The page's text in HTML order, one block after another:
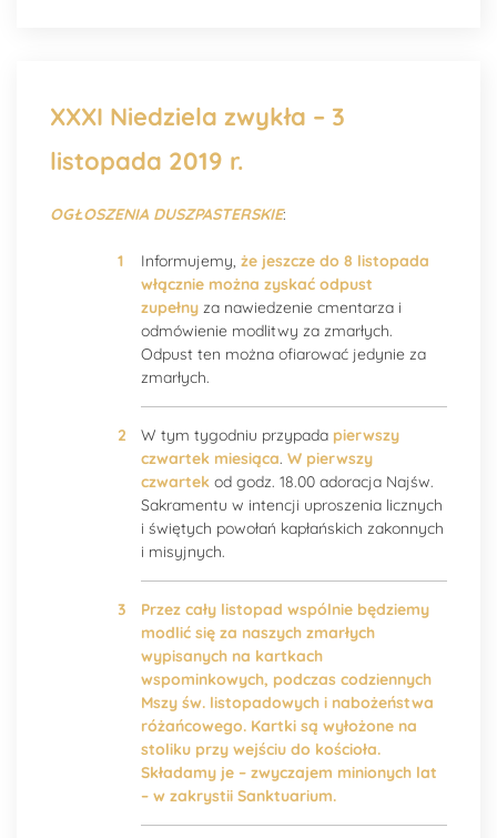
XXXI Niedziela zwykła – 3
listopada 2019 r.
OGŁOSZENIA DUSZPASTERSKIE:
Informujemy, że jeszcze do 8 listopada
włącznie można zyskać odpust
zupełny za nawiedzenie cmentarza i
odmówienie modlitwy za zmarłych.
Odpust ten można ofiarować jedynie za
zmarłych.
W tym tygodniu przypada pierwszy
czwartek miesiąca. W pierwszy
czwartek od godz. 18.00 adoracja Najśw.
Sakramentu w intencji uproszenia licznych
i świętych powołań kapłańskich zakonnych
i misyjnych.
Przez cały listopad wspólnie będziemy
modlić się za naszych zmarłych
wypisanych na kartkach
wspominkowych, podczas codziennych
Mszy św. listopadowych i nabożeństwa
różańcowego. Kartki są wyłożone na
stoliku przy wejściu do kościoła.
Składamy je – zwyczajem minionych lat
– w zakrystii Sanktuarium.